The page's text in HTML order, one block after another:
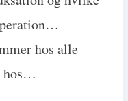
hos alle
hos…